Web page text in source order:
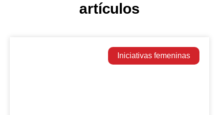
artículos
Iniciativas femeninas